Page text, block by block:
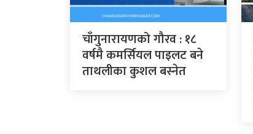
चाँगुनारायणको गौरव : १८
वर्षमै कमर्सियल पाइलट बने
ताथलीका कुशल बस्नेत